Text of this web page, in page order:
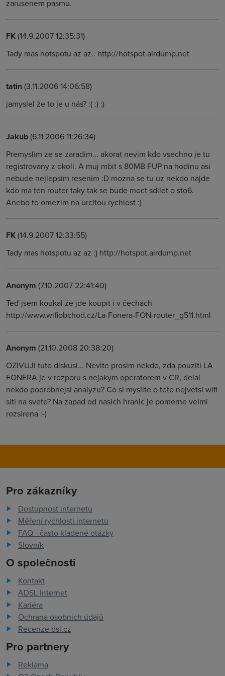
zarusenem pasmu.
FK(14.9.2007 12:35:31)
Tady mas hotspotu az az.. http://hotspot.airdump.net
tatin(3.11.2006 14:06:58)
jamyslel že to je u nás? :( :) :)
Jakub(6.11.2006 11:26:34)
Premyslim ze se zaradim... akorat nevim kdo vsechno je tu
registrovany z okoli. A muj mbit s 80MB FUP na hodinu asi
nebude nejlepsim resenim :D mozna se tu uz nekdo najde
kdo ma ten router taky tak se bude moct sdilet o sto6.
Anebo to omezim na urcitou rychlost :)
FK(14.9.2007 12:33:55)
Tady mas hotspotu az az :) http://hotspot.airdump.net
Anonym (7.10.2007 22:41:40)
Teď jsem koukal že jde koupit i v čechách
http://www.wifiobchod.cz/La-Fonera-FON-router_g511.html
Anonym (21.10.2008 20:38:20)
OZIVUJI tuto diskusi... Nevite prosim nekdo, zda pouziti LA
FONERA je v rozporu s nejakym operatorem v CR, delal
nekdo podrobnejsi analyzu? Co si myslite o teto nejvetsi wifi
siti na svete? Na zapad od nasich hranic je pomerne velmi
rozsirena :-)
Pro zákazníky
Dostupnost internetu
Měření rychlosti internetu
FAQ - často kladené otázky
Slovník
O společnosti
Kontakt
ADSL Internet
Kariéra
Ochrana osobních údajů
Recenze dsl.cz
Pro partnery
Reklama